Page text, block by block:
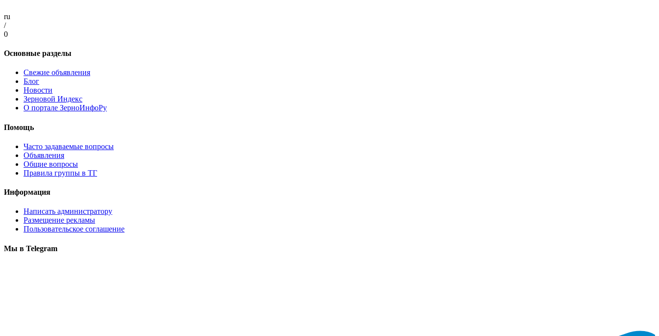
ru
/
0
Основные разделы
Свежие объявления
Блог
Новости
Зерновой Индекс
О портале ЗерноИнфоРу
Помощь
Часто задаваемые вопросы
Объявления
Общие вопросы
Правила группы в ТГ
Информация
Написать администратору
Размещение рекламы
Пользовательское соглашение
Мы в Telegram